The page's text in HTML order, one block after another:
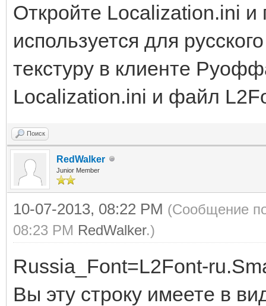
Откройте Localization.ini и
используется для
текстуру в клиенте
Localization.ini и файл
Поиск
RedWalker
Junior Member
10-07-2013, 08:22 PM (Сообщение
08:23 PM RedWalker.)
Russia_Font=L2Font-
Вы эту строку имеете в